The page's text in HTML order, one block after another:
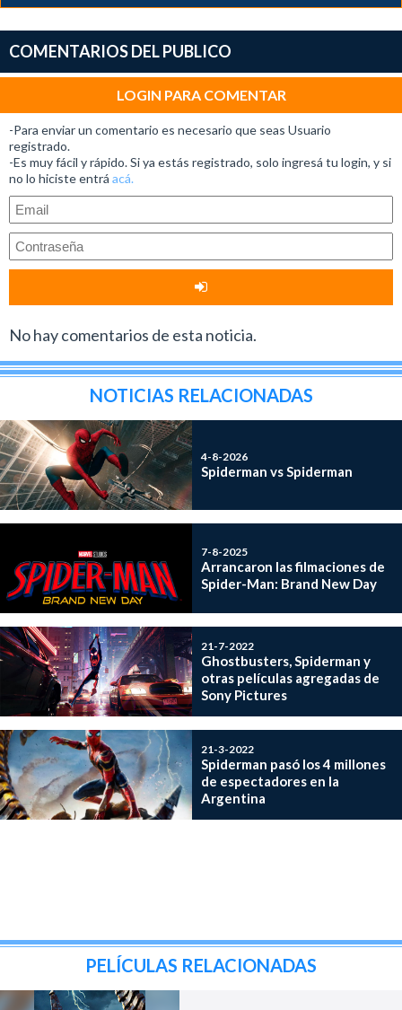
COMENTARIOS DEL PUBLICO
LOGIN PARA COMENTAR
-Para enviar un comentario es necesario que seas Usuario
registrado.
-Es muy fácil y rápido. Si ya estás registrado, solo ingresá tu login, y si
no lo hiciste entrá acá.
No hay comentarios de esta noticia.
NOTICIAS RELACIONADAS
4-8-2026
Spiderman vs Spiderman
7-8-2025
Arrancaron las filmaciones de
Spider-Man: Brand New Day
21-7-2022
Ghostbusters, Spiderman y
otras películas agregadas de
Sony Pictures
21-3-2022
Spiderman pasó los 4 millones
de espectadores en la
Argentina
PELÍCULAS RELACIONADAS